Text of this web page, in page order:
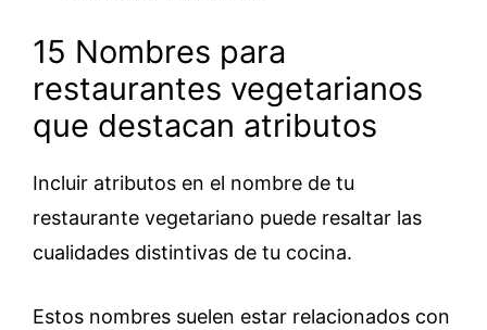
15 Nombres para
restaurantes vegetarianos
que destacan atributos
Incluir atributos en el nombre de tu
restaurante vegetariano puede resaltar las
cualidades distintivas de tu cocina.
Estos nombres suelen estar relacionados con